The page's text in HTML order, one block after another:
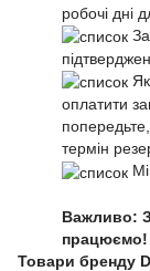
робочі дні
оплатити
термін
Важливо: З
працюємо!
Товари бренду